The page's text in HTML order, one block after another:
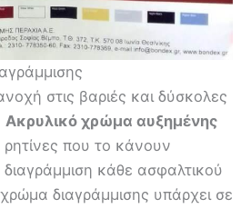
στις βαριές και δύσκολες
Ακρυλικό χρώμα αυξημένης
ρητίνες που το κάνουν
κάθε ασφαλτικού
διαγράμμισης υπάρχει σε